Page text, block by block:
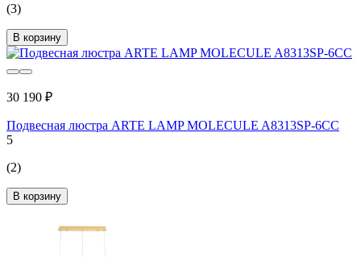
(3)
В корзину
30 190 ₽
Подвесная люстра ARTE LAMP MOLECULE A8313SP-6CC
5
(2)
В корзину